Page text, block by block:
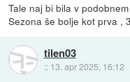
Tale naj bi bila v
Sezona še bolje kot prva ,
tilen03
:: 13. apr 2025, 16:12